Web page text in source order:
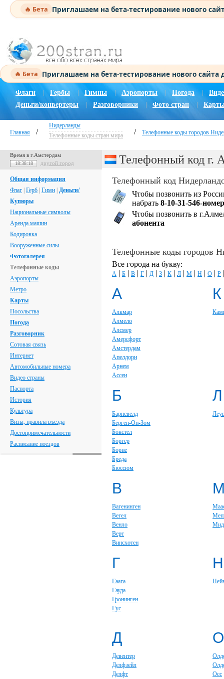
🔥 Бета Приглашаем на бета-тестирование нового
🔥 Бета Приглашаем на бета-тестирование нового
Флаги Гербы Гимны | Аэропорты Погода |
Деньги/конвертеры
Разговорники Фото стран
Главная /
Нидерланды
Телефонные коды стран мира
/ Телефонные коды городов
Время в г.Амстердам
18:38:18 другой город
Общая информация
Флаг Герб Гимн Деньги/
Купюры
Национальные символы
Аренда машин
Кодировка
Вооруженные силы
Фотогалерея
Телефонные коды
Аэропорты
Метро
Карты
Посольства
Погода
Разговорник
Сотовая связь
Интернет
Автомобильные номера
Видео страны
Паспорта
История
Культура
Визы, правила въезда
Достопримечательности
Расписание поездов
Телефонный код г.
Телефонный код
Чтобы позвонить из
набрать 8-10-31-546-
Чтобы позвонить в
абонента
Телефонные коды городов
Все города на букву:
А | Б | В | Г | Д | З | К | Л | М | Н | О | Р
А
Алкмар
Алмело
Алсмер
Амерсфорт
Амстердам
Апелдорн
Арнем
Ассен
К
Б
Барневелд
Берген-Оп-Зом
Бокстел
Боргер
Борне
Бреда
Бюссюм
Л
В
Вагенинген
Вегел
Венло
Верт
Винсхотен
Г
Гаага
Гауда
Гронинген
Гус
Н
Д
Девентер
Делфзейл
Делфт
О
Осс